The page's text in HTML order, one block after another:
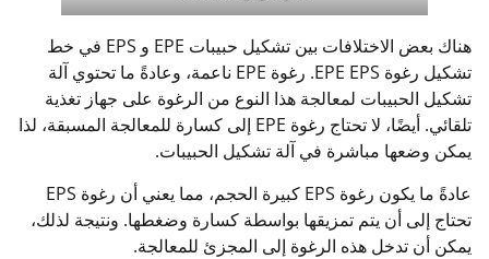
هناك بعض الاختلافات بين تشكيل حبيبات EPE و EPS في خط
تشكيل رغوة EPE EPS. رغوة EPE ناعمة، وعادةً ما تحتوي آلة
تشكيل الحبيبات لمعالجة هذا النوع من الرغوة على جهاز تغذية
تلقائي. أيضًا، لا تحتاج رغوة EPE إلى كسارة للمعالجة المسبقة، لذا
يمكن وضعها مباشرة في آلة تشكيل الحبيبات.
عادةً ما يكون رغوة EPS كبيرة الحجم، مما يعني أن رغوة EPS
تحتاج إلى أن يتم تمزيقها بواسطة كسارة وضغطها. ونتيجة لذلك،
يمكن أن تدخل هذه الرغوة إلى المجزئ للمعالجة.